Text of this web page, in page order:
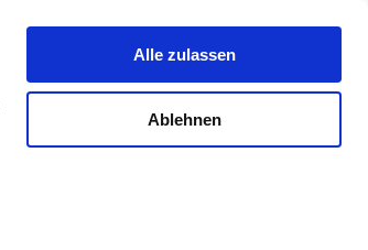
Alle zulassen
Ablehnen